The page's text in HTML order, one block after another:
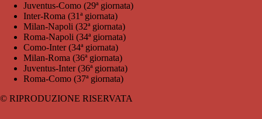
Juventus-Como (29ª giornata)
Inter-Roma (31ª giornata)
Milan-Napoli (32ª giornata)
Roma-Napoli (34ª giornata)
Como-Inter (34ª giornata)
Milan-Roma (36ª giornata)
Juventus-Inter (36ª giornata)
Roma-Como (37ª giornata)
© RIPRODUZIONE RISERVATA